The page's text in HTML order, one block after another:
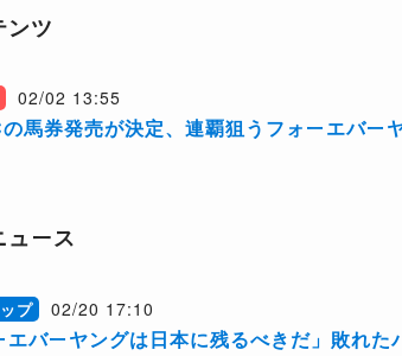
ツ
02/02 13:55
馬券発売が決定、連覇狙うフォーエバー
ース
プ 02/20 17:10
エバーヤングは日本に残るべきだ」敗れ